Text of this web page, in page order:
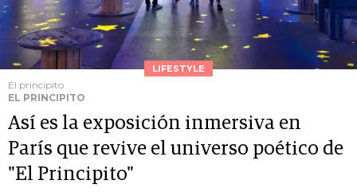
LIFESTYLE
El principito
EL PRINCIPITO
Así es la exposición inmersiva en
París que revive el universo poético de
"El Principito"